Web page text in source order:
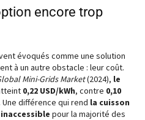
encore trop
évoqués comme une solution
à un autre obstacle : leur coût.
Mini-Grids Market(2024), le
0,22 USD/kWh, contre 0,10
différence qui rend la cuisson
pour la majorité des